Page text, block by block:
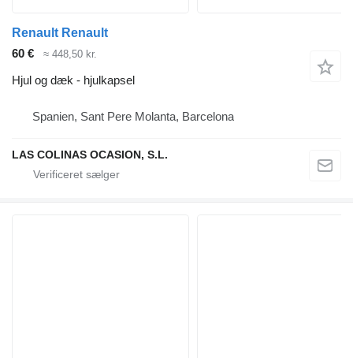
Renault Renault
60 €
≈ 448,50 kr.
Hjul og dæk - hjulkapsel
Spanien, Sant Pere Molanta, Barcelona
LAS COLINAS OCASION, S.L.